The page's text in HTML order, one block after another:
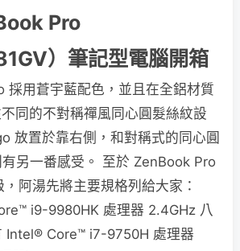
Pro
）筆記型電腦開箱
採用蒼宇藍配色，並且在全鋁材質
同的不對稱禪風同心圓髮絲紋設
放置於靠右側，和對稱式的同心圓
另一番感受。 至於 ZenBook Pro
阿湯先將主要規格列給大家：
i9-9980HK 處理器 2.4GHz 八
Intel® Core™ i7-9750H 處理器